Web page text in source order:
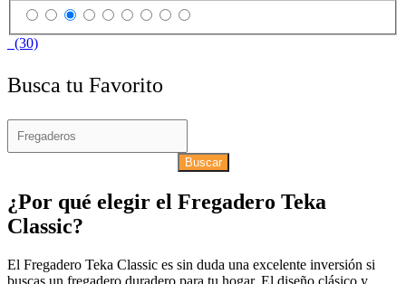
(30)
Busca tu Favorito
Buscar
¿Por qué elegir el Fregadero Teka
Classic?
El Fregadero Teka Classic es sin duda una excelente inversión si
buscas un fregadero duradero para tu hogar. El diseño clásico y